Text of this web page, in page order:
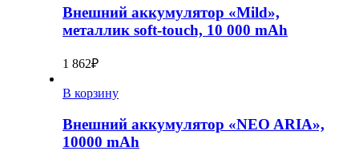
Внешний аккумулятор «Mild»,
металлик soft-touch, 10 000 mAh
1 862₽
В корзину
Внешний аккумулятор «NEO ARIA»,
10000 mAh